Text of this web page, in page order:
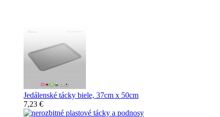
Jedálenské tácky biele, 37cm x 50cm
7,23 €